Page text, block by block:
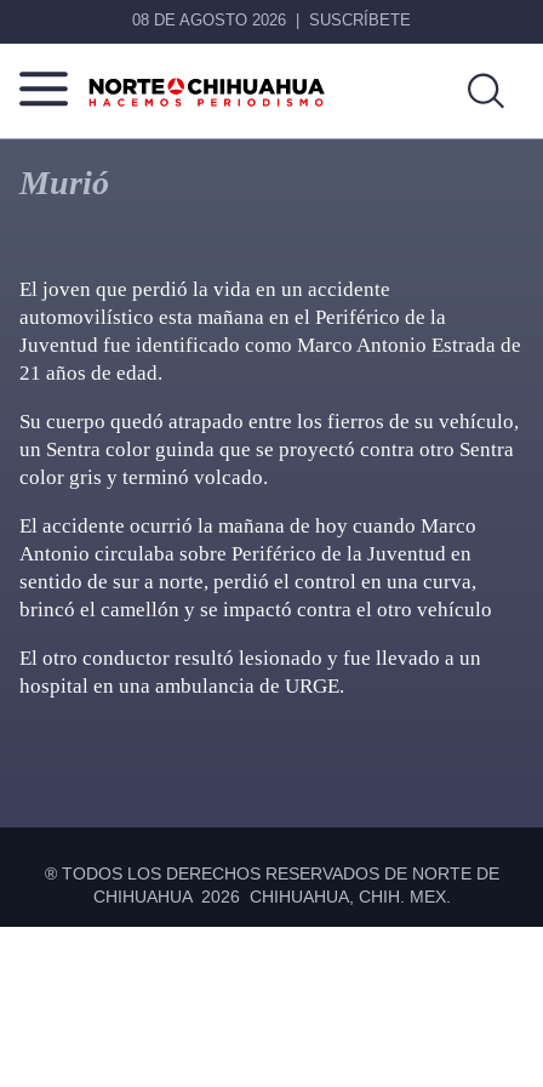
08 DE AGOSTO 2026 SUSCRÍBETE
Norte
De
Chihuahua
Más
que
noticias,
Murió
El joven que perdió la vida en un accidente
automovilístico esta mañana en el Periférico de la
Juventud fue identificado como Marco Antonio Estrada de
21 años de edad.
Su cuerpo quedó atrapado entre los fierros de su vehículo,
un Sentra color guinda que se proyectó contra otro Sentra
color gris y terminó volcado.
El accidente ocurrió la mañana de hoy cuando Marco
Antonio circulaba sobre Periférico de la Juventud en
sentido de sur a norte, perdió el control en una curva,
brincó el camellón y se impactó contra el otro vehículo
El otro conductor resultó lesionado y fue llevado a un
hospital en una ambulancia de URGE.
® TODOS LOS DERECHOS RESERVADOS DE NORTE DE
CHIHUAHUA 2026 CHIHUAHUA, CHIH. MEX.